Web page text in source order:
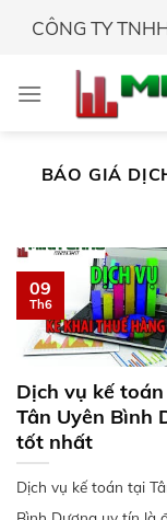
CÔNG TY
BÁO GIÁ
Dịch vụ kế
Tân Uyên Bình
tốt nhất
Dịch vụ kế toán tại
09
Th6